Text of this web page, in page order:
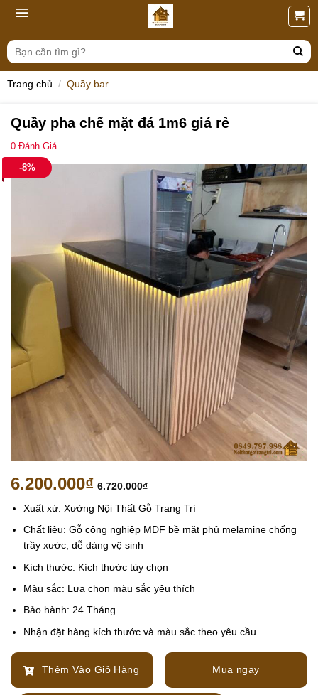
Skip
content
Tìm
kiếm:
Trang chủ / Quầy bar
Quầy pha chế mặt đá 1m6 giá rẻ
0 Đánh Giá
-8%
6.200.000₫ 6.720.000₫
Xuất xứ: Xưởng Nội Thất Gỗ Trang Trí
Chất liệu: Gỗ công nghiệp MDF bề mặt phủ melamine chống
trầy xước, dễ dàng vệ sinh
Kích thước: Kích thước tùy chọn
Màu sắc: Lựa chọn màu sắc yêu thích
Bảo hành: 24 Tháng
Nhận đặt hàng kích thước và màu sắc theo yêu cầu
Thêm Vào Giỏ Hàng Mua ngay